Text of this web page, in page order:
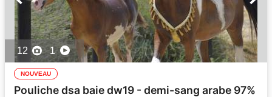
12 1
NOUVEAU
Pouliche dsa baie dw19 - demi-sang arabe 97%